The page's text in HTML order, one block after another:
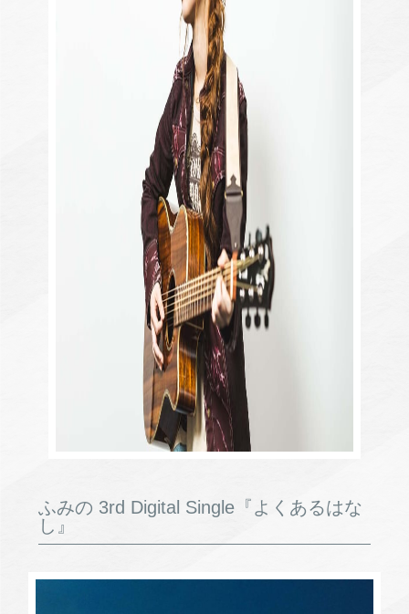
ふみの 3rd Digital Single『よくあるはな
し』